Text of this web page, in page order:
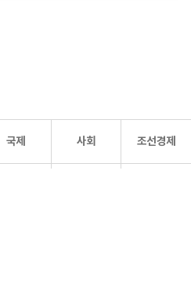
국제 사회 조선경제